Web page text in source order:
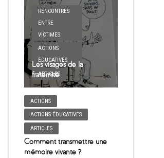
RENCONTRES
ENTRE
VICTIMES
ACTIONS
ÉDUCATIVES
ARTICLES
Les visages de la
fraternité
ACTIONS
ACTIONS ÉDUCATIVES
ARTICLES
Comment transmettre une
mémoire vivante ?